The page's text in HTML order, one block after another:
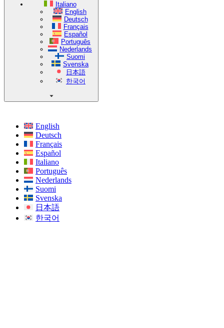
Italiano
English
Deutsch
Français
Español
Português
Nederlands
Suomi
Svenska
日本語
한국어
English
Deutsch
Français
Español
Italiano
Português
Nederlands
Suomi
Svenska
日本語
한국어